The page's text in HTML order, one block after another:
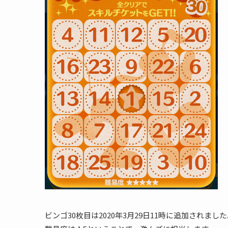
ビンゴ30枚目は2020年3月29日11時に追加されまし